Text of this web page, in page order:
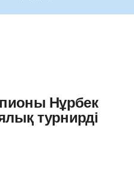
Нұрбек
турнирді